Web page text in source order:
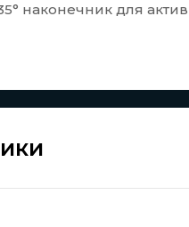
наконечник для